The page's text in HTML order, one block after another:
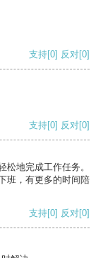
支持[0] 反对[0]
支持[0] 反对[0]
地完成工作任务。
班，有更多的时间陪
支持[0] 反对[0]